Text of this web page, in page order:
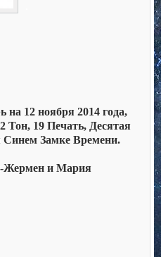
на 12 ноября 2014 года,
Тон, 19 Печать, Десятая
Синем Замке Времени.
Жермен и Мария